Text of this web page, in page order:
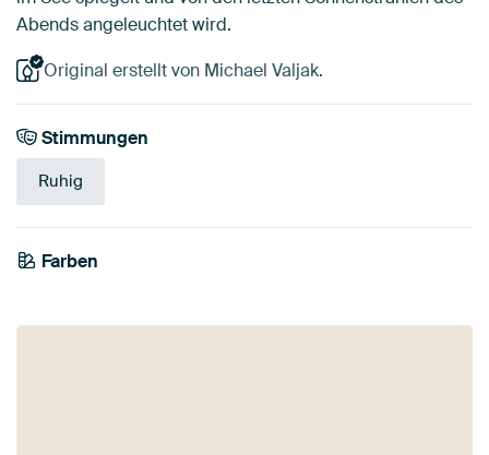
Abends angeleuchtet wird.
Original erstellt von Michael Valjak.
Stimmungen
Ruhig
Farben
Grau
Beige
Bronze